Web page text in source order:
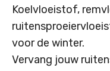
Koelvloeistof,
voor de winter.
Vervang jouw